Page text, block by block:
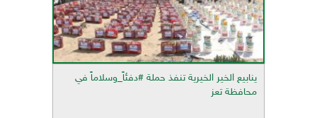
ينابيع الخير الخيرية تنفذ حملة #دفئاً_وسلاماً في
محافظة تعز